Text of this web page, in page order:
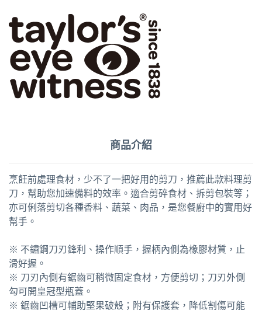
商品介紹
烹飪前處理食材，少不了一把好用的剪刀，推薦此款料理剪
刀，幫助您加速備料的效率。適合剪碎食材、拆剪包裝等；
亦可俐落剪切各種香料、蔬菜、肉品，是您餐廚中的實用好
幫手。
※ 不鏽鋼刀刃鋒利、操作順手，握柄內側為橡膠材質，止
滑好握。
※ 刀刃內側有鋸齒可稍微固定食材，方便剪切；刀刃外側
勾可開皇冠型瓶蓋。
※ 鋸齒凹槽可輔助堅果破殼；附有保護套，降低割傷可能